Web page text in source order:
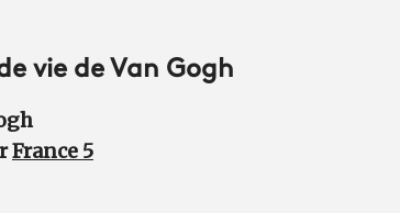
vie de Van Gogh
France 5